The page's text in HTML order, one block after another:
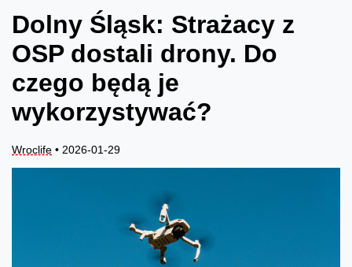
Dolny Śląsk: Strażacy z
OSP dostali drony. Do
czego będą je
wykorzystywać?
Wroclife • 2026-01-29